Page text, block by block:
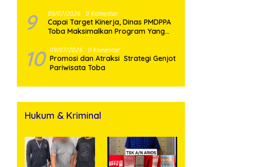
9 09/07/2026 0 Komentar
Capai Target Kinerja, Dinas PMDPPA
Toba Maksimalkan Program Yang
10 09/07/2026 0 Komentar
Promosi dan Atraksi Strategi Genjot
Pariwisata Toba
Hukum & Kriminal